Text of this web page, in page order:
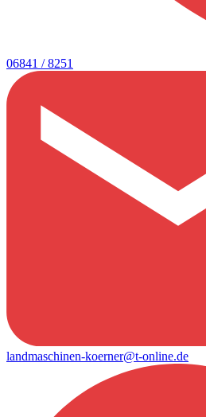
06841 / 8251
landmaschinen-koerner@t-online.de